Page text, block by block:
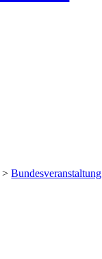
>Bundesveranstaltung